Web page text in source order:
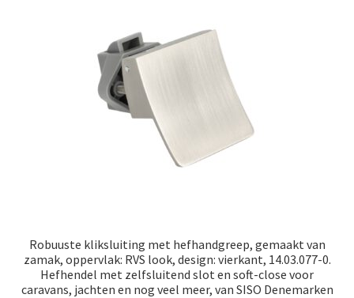
Robuuste kliksluiting met hefhandgreep, gemaakt van
zamak, oppervlak: RVS look, design: vierkant, 14.03.077-0.
Hefhendel met zelfsluitend slot en soft-close voor
caravans, jachten en nog veel meer, van SISO Denemarken